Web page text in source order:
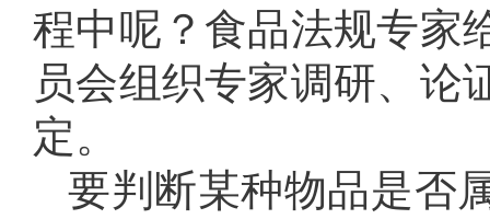
程中呢？食品法规专家
员会组织专家调研、论
定。
要判断某种物品是否